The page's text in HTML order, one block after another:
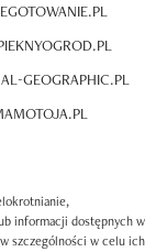
GEOGRAPHIC.PL
informacji dostępnych w
szczególności w celu ich